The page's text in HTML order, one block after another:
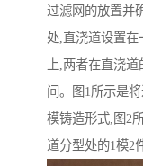
过滤网的放置并
处,直浇道设置
上,两者在直浇
间。图1所示是
模铸造形式,图2
道分型处的1模2